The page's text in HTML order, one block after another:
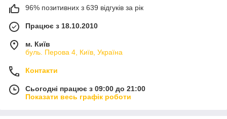
96% позитивних з 639 відгуків за рік
Працює з 18.10.2010
м. Київ
буль. Перова 4, Київ, Україна
Контакти
Сьогодні працює з 09:00 до 21:00
Показати весь графік роботи